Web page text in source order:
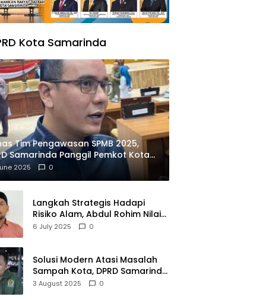
Kota Samarinda
Tim Pengawasan SPMB 2025,
Samarinda Panggil Pemkot Kota
2025 0
Langkah Strategis Hadapi
Risiko Alam, Abdul Rohim Nilai
Samarinda Siap Jadi Pusat
6 July 2025 0
Solusi Modern Atasi Masalah
Sampah Kota, DPRD Samarinda
Dukung Penuh Proyek PLTSA
3 August 2025 0